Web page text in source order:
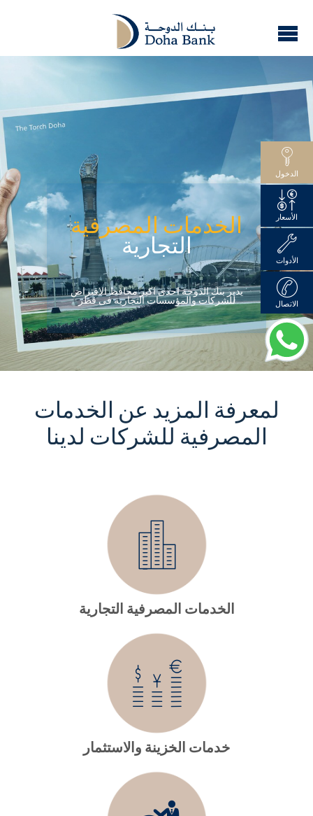
الخدمات المصرفية
التجارية
يدير بنك الدوحة احدى اكبر محافظ الاقتراض
للشركات والمؤسسات التجارية فى قطر
لمعرفة المزيد عن الخدمات
المصرفية للشركات لدينا
الخدمات المصرفية التجارية
خدمات الخزينة والاستثمار
الدخول
الأسعار
الأدوات
الاتصال